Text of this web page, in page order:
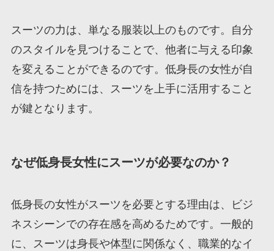
スーツの力は、単なる服装以上のものです。自分
のスタイルを見つけることで、他者に与える印象
を変えることができるのです。低身長の女性が自
信を持つためには、スーツを上手に活用すること
が鍵となります。
なぜ低身長女性にスーツが必要なのか？
低身長の女性がスーツを必要とする理由は、ビジ
ネスシーンでの存在感を高めるためです。一般的
に、スーツは身長や体型に関係なく、職業的なイ